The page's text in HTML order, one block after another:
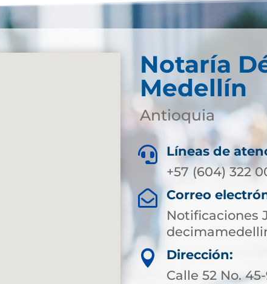
Notaría
Medellín
Antioquia

Líneas de
+57 (604) 322

Correo
Notificaciones

Dirección:
Calle 52 No.